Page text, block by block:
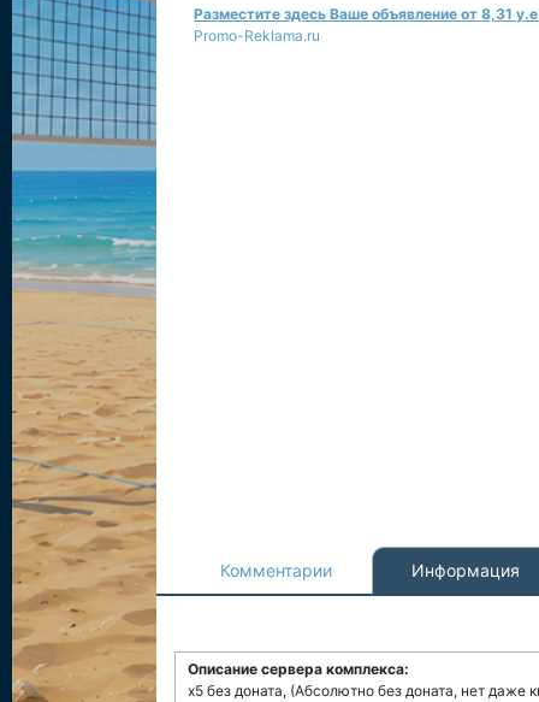
Разместите здесь Ваше объявление от 8,31
Promo-Reklama.ru
Комментарии Информация
Описание сервера комплекса:
x5 без доната, (Абсолютно без доната, нет даже